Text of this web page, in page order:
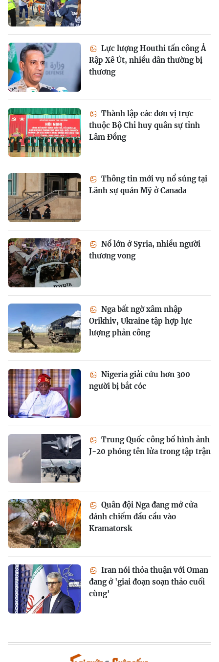
Lực lượng Houthi tấn công Ả
Rập Xê Út, nhiều dân thường bị
thương
Thành lập các đơn vị trực
thuộc Bộ Chỉ huy quân sự tỉnh
Lâm Đồng
Thông tin mới vụ nổ súng tại
Lãnh sự quán Mỹ ở Canada
Nổ lớn ở Syria, nhiều người
thương vong
Nga bất ngờ xâm nhập
Orikhiv, Ukraine tập hợp lực
lượng phản công
Nigeria giải cứu hơn 300
người bị bắt cóc
Trung Quốc công bố hình ảnh
J-20 phóng tên lửa trong tập trận
Quân đội Nga đang mở cửa
đánh chiếm đầu cầu vào
Kramatorsk
Iran nói thỏa thuận với Oman
đang ở 'giai đoạn soạn thảo cuối
cùng'